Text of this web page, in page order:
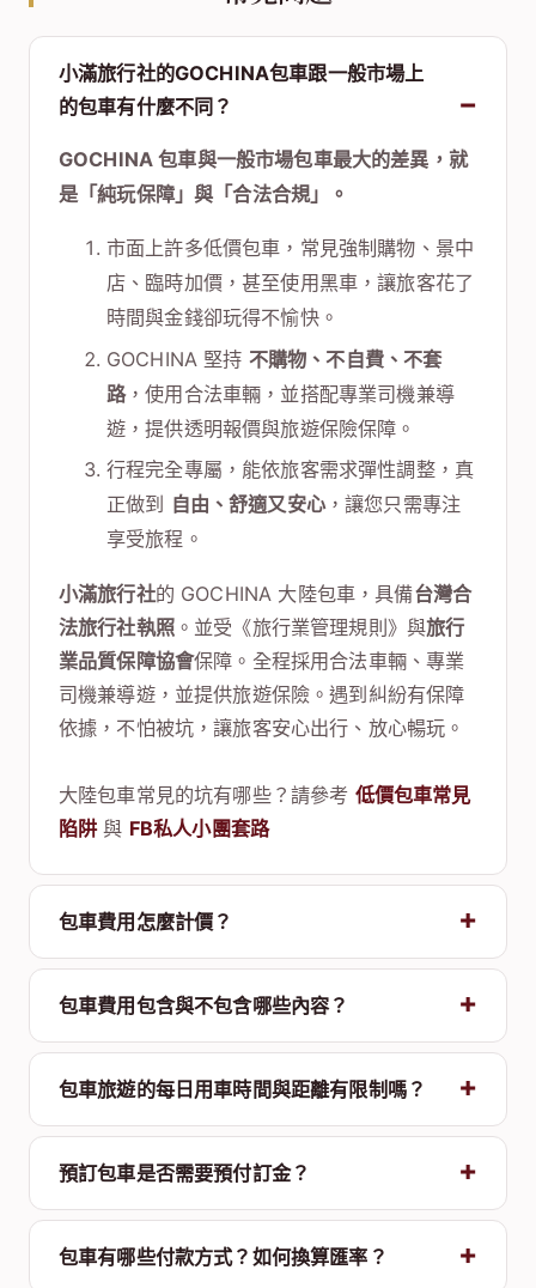
小滿旅行社的GOCHINA包車跟一般市場上
的包車有什麼不同？
GOCHINA 包車與一般市場包車最大的差異，就
是「純玩保障」與「合法合規」。
市面上許多低價包車，常見強制購物、景中
店、臨時加價，甚至使用黑車，讓旅客花了
時間與金錢卻玩得不愉快。
GOCHINA 堅持 不購物、不自費、不套
路，使用合法車輛，並搭配專業司機兼導
遊，提供透明報價與旅遊保險保障。
行程完全專屬，能依旅客需求彈性調整，真
正做到 自由、舒適又安心，讓您只需專注
享受旅程。
小滿旅行社的 GOCHINA 大陸包車，具備台灣合
法旅行社執照。並受《旅行業管理規則》與旅行
業品質保障協會保障。全程採用合法車輛、專業
司機兼導遊，並提供旅遊保險。遇到糾紛有保障
依據，不怕被坑，讓旅客安心出行、放心暢玩。
大陸包車常見的坑有哪些？請參考 低價包車常見
陷阱與 FB私人小團套路
包車費用怎麼計價？
包車費用包含與不包含哪些內容？
包車旅遊的每日用車時間與距離有限制嗎？
預訂包車是否需要預付訂金？
包車有哪些付款方式？如何換算匯率？